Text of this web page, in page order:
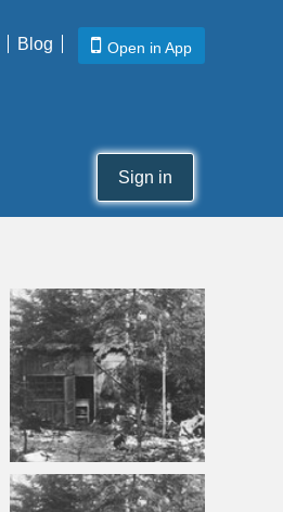
Blog Open in App
Sign in